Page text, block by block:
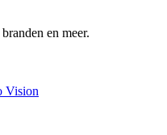
en meer.
Vision